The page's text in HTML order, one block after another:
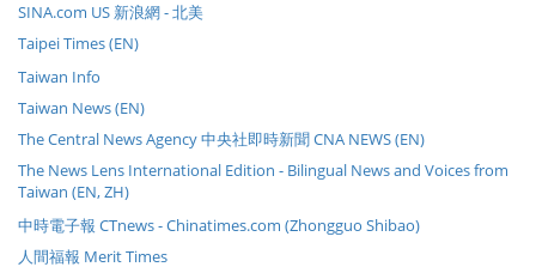
SINA.com US 新浪網 - 北美
Taipei Times (EN)
Taiwan Info
Taiwan News (EN)
The Central News Agency 中央社即時新聞 CNA NEWS (EN)
The News Lens International Edition - Bilingual News and Voices from
Taiwan (EN, ZH)
中時電子報 CTnews - Chinatimes.com (Zhongguo Shibao)
人間福報 Merit Times